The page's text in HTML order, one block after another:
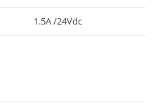
1.5A /24Vdc